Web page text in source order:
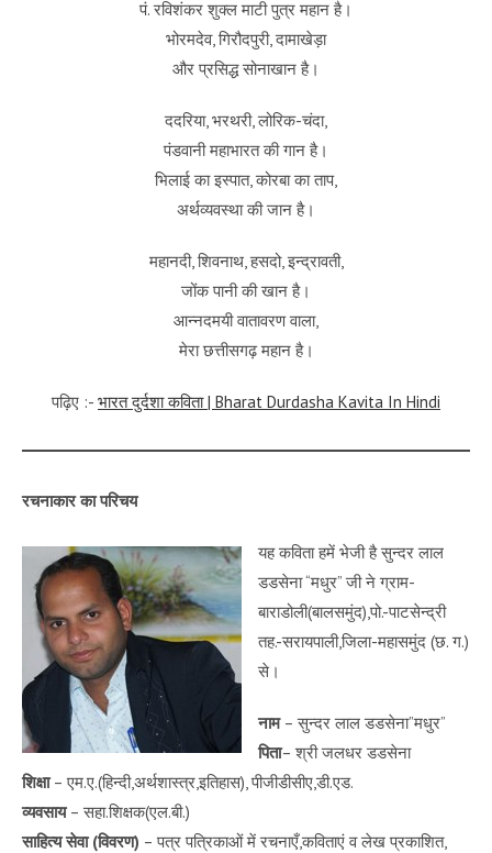
पं. रविशंकर शुक्ल माटी पुत्र महान है।
भोरमदेव, गिरौदपुरी, दामाखेड़ा
और प्रसिद्ध सोनाखान है।
ददरिया, भरथरी, लोरिक-चंदा,
पंडवानी महाभारत की गान है।
भिलाई का इस्पात, कोरबा का ताप,
अर्थव्यवस्था की जान है।
महानदी, शिवनाथ, हसदो, इन्द्रावती,
जोंक पानी की खान है।
आन्नदमयी वातावरण वाला,
मेरा छत्तीसगढ़ महान है।
पढ़िए :- भारत दुर्दशा कविता | Bharat Durdasha Kavita In Hindi
रचनाकार का परिचय
यह कविता हमें भेजी है सुन्दर लाल
डडसेना “मधुर” जी ने ग्राम-
बाराडोली(बालसमुंद),पो.-पाटसेन्द्री
तह.-सरायपाली,जिला-महासमुंद (छ. ग.)
से।
नाम– सुन्दर लाल डडसेना”मधुर”
पिता– श्री जलधर डडसेना
शिक्षा– एम.ए.(हिन्दी,अर्थशास्त्र,इतिहास), पीजीडीसीए,डी.एड.
व्यवसाय– सहा.शिक्षक(एल.बी.)
साहित्य सेवा (विवरण) – पत्र पत्रिकाओं में रचनाएँ,कविताएं व लेख प्रकाशित,